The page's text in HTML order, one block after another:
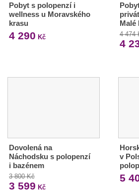
Pobyt s polopenzí i
wellness u Moravského
krasu
4 290 Kč
Malé
4 474
4
Dovolená na
Náchodsku s polopenzí
i bazénem
3 800 Kč
3 599 Kč
v
5